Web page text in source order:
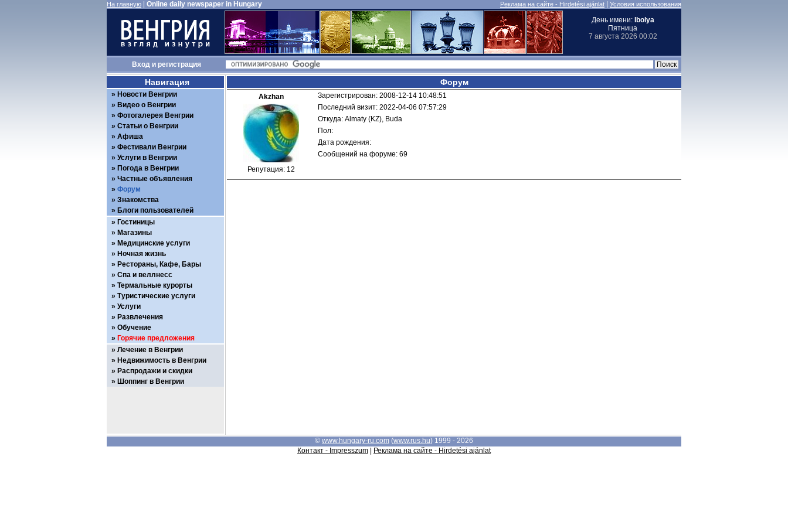
На главную Online daily newspaper in Hungary Реклама на сайте - Hirdetési ajánlat Условия использования
День имени: Ibolya
Пятница
7 августа 2026 00:02
Входи регистрация
Форум
Akzhan
Репутация: 12
Зарегистрирован: 2008-12-14 10:48:51
Последний визит: 2022-04-06 07:57:29
Откуда: Almaty (KZ), Buda
Пол:
Дата рождения:
Сообщений на форуме: 69
Навигация
Новости Венгрии
Видео о Венгрии
Фотогалерея Венгрии
Статьи о Венгрии
Афиша
Фестивали Венгрии
Услуги в Венгрии
Погода в Венгрии
Частные объявления
Форум
Знакомства
Блоги пользователей
Гостиницы
Магазины
Медицинские услуги
Ночная жизнь
Рестораны, Кафе, Бары
Спа и веллнесс
Термальные курорты
Туристические услуги
Услуги
Развлечения
Обучение
Горячие предложения
Лечение в Венгрии
Недвижимость в Венгрии
Распродажи и скидки
Шоппинг в Венгрии
© www.hungary-ru.com (www.rus.hu) 1999 - 2026
Контакт - Impresszum
Реклама на сайте - Hirdetési ajánlat